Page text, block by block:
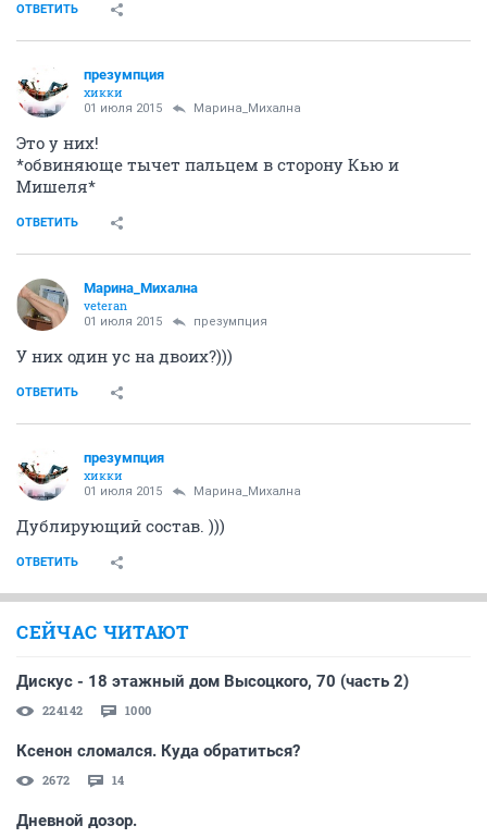
ОТВЕТИТЬ
презумпция
хикки
01 июля 2015 Марина_Михална
Это у них!
*обвиняюще тычет пальцем в сторону Кью и
Мишеля*
ОТВЕТИТЬ
Марина_Михална
veteran
01 июля 2015 презумпция
У них один ус на двоих?)))
ОТВЕТИТЬ
презумпция
хикки
01 июля 2015 Марина_Михална
Дублирующий состав. )))
ОТВЕТИТЬ
СЕЙЧАС ЧИТАЮТ
Дискус - 18 этажный дом Высоцкого, 70 (часть 2)
224142 1000
Ксенон сломался. Куда обратиться?
2672 14
Дневной дозор.